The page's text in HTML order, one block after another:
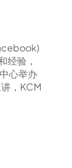
经验，
心举办
，KCM